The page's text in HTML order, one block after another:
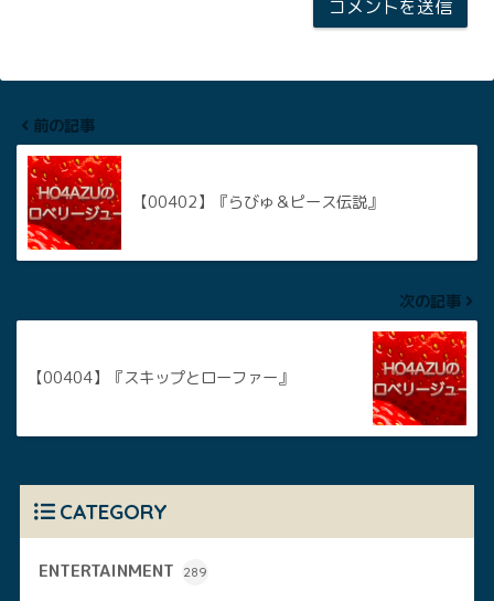
前の記事
【00402】『らびゅ＆ピース伝説』
次の記事
【00404】『スキップとローファー』
CATEGORY
ENTERTAINMENT 289